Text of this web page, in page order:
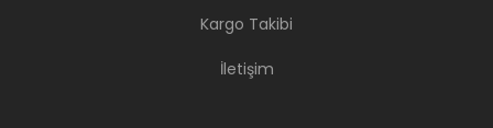
Kargo Takibi
İletişim